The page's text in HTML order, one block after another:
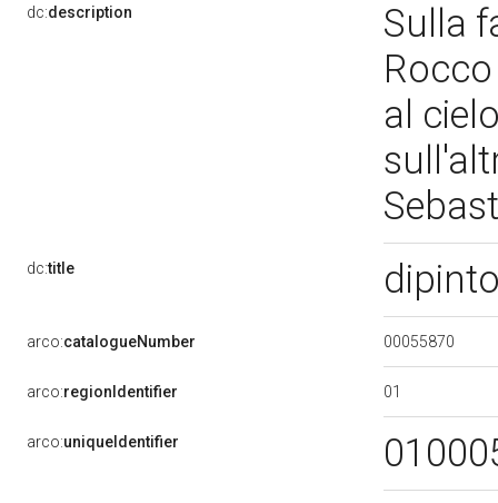
dc:description
Sulla
al
dc:title
arco:catalogueNumber 00055870
arco:regionIdentifier 01
arco:uniqueIdentifier